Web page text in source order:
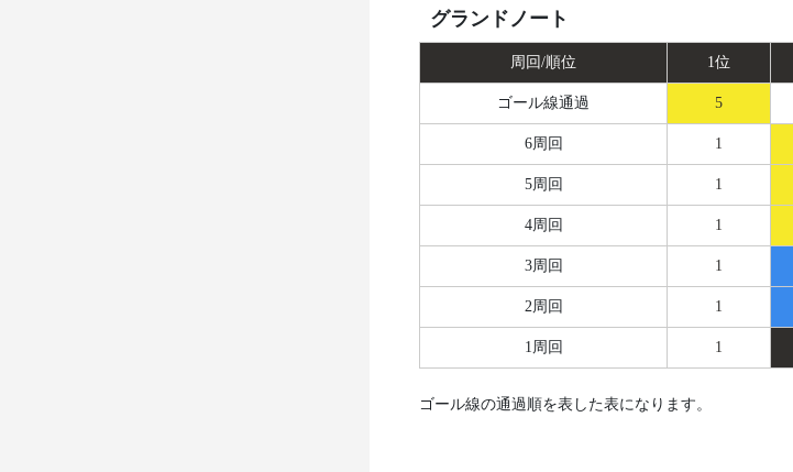
グランドノート
周回/順位 1位
ゴール線通過 5
6周回 1
5周回 1
4周回 1
3周回 1
2周回 1
1周回 1
ゴール線の通過順を表した表になります。